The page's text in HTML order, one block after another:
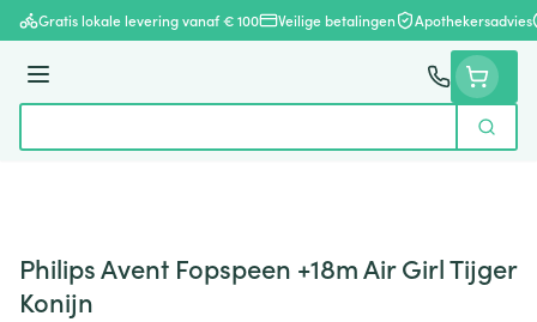
Ga naar de inhoud
Gratis lokale levering vanaf € 100 Veilige betalingen Apothekersadvies
Menu
Zoek
Philips Avent Fopspeen +18m Air Girl Tijger
Konijn